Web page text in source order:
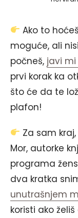
Ako to
moguće, ali
počneš, javi mi
prvi korak ka
što će da te
plafon!
Za sam
Mor, autorke
programa
dva kratka
unutrašnjem
koristi ako